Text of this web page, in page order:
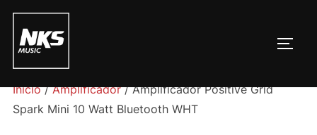
Pular
para
conteúdo
Início/Amplificador/ Amplificador Positive Grid
Spark Mini 10 Watt Bluetooth WHT